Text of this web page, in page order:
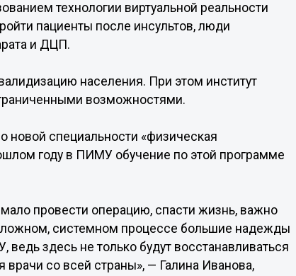
технологии виртуальной реальности
пациенты после инсультов, люди
и ДЦП.
населения. При этом институт
возможностями.
новой специальности «физическая
году в ПИМУ обучение по этой программе
провести операцию, спасти жизнь, важно
системном процессе большие надежды
здесь не только будут восстанавливаться
со всей страны», — Галина Иванова,